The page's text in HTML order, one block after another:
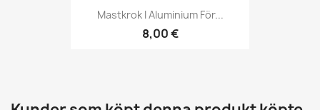
Mastkrok I Aluminium För...
8,00 €